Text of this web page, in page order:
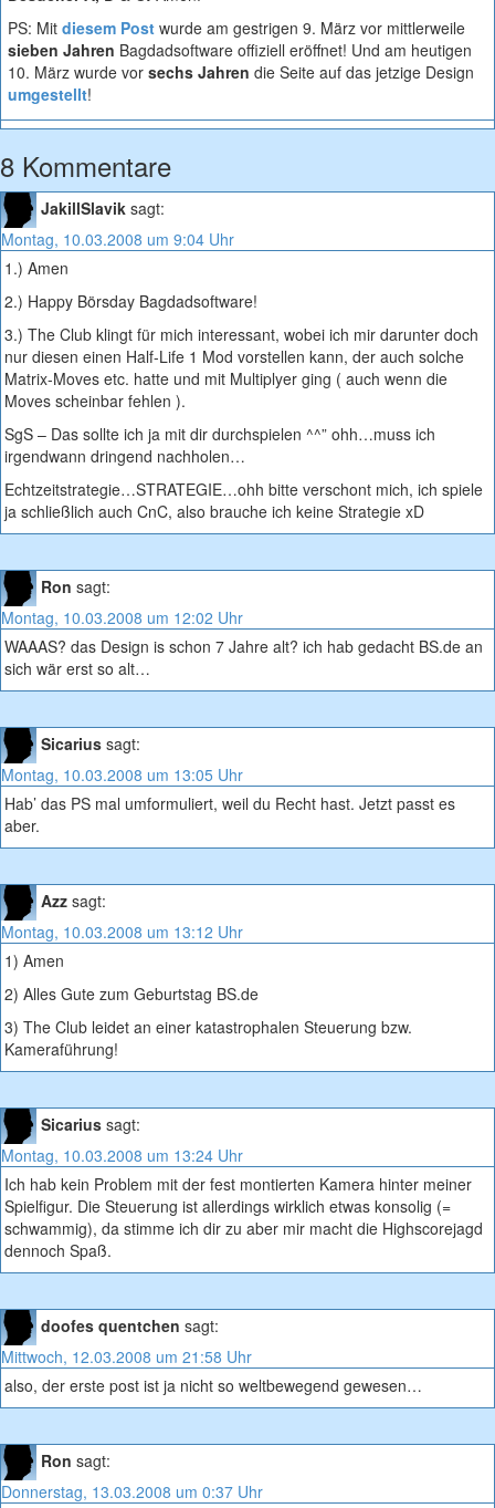
PS: Mit diesem Post wurde am gestrigen 9. März vor mittlerweile
sieben Jahren Bagdadsoftware offiziell eröffnet! Und am heutigen
10. März wurde vor sechs Jahren die Seite auf das jetzige Design
umgestellt!
8 Kommentare
JakillSlavik sagt:
Montag, 10.03.2008 um 9:04 Uhr
1.) Amen
2.) Happy Börsday Bagdadsoftware!
3.) The Club klingt für mich interessant, wobei ich mir darunter doch
nur diesen einen Half-Life 1 Mod vorstellen kann, der auch solche
Matrix-Moves etc. hatte und mit Multiplyer ging ( auch wenn die
Moves scheinbar fehlen ).
SgS – Das sollte ich ja mit dir durchspielen ^^” ohh…muss ich
irgendwann dringend nachholen…
Echtzeitstrategie…STRATEGIE…ohh bitte verschont mich, ich spiele
ja schließlich auch CnC, also brauche ich keine Strategie xD
Ron sagt:
Montag, 10.03.2008 um 12:02 Uhr
WAAAS? das Design is schon 7 Jahre alt? ich hab gedacht BS.de an
sich wär erst so alt…
Sicarius sagt:
Montag, 10.03.2008 um 13:05 Uhr
Hab’ das PS mal umformuliert, weil du Recht hast. Jetzt passt es
aber.
Azz sagt:
Montag, 10.03.2008 um 13:12 Uhr
1) Amen
2) Alles Gute zum Geburtstag BS.de
3) The Club leidet an einer katastrophalen Steuerung bzw.
Kameraführung!
Sicarius sagt:
Montag, 10.03.2008 um 13:24 Uhr
Ich hab kein Problem mit der fest montierten Kamera hinter meiner
Spielfigur. Die Steuerung ist allerdings wirklich etwas konsolig (=
schwammig), da stimme ich dir zu aber mir macht die Highscorejagd
dennoch Spaß.
doofes quentchen sagt:
Mittwoch, 12.03.2008 um 21:58 Uhr
also, der erste post ist ja nicht so weltbewegend gewesen…
Ron sagt:
Donnerstag, 13.03.2008 um 0:37 Uhr